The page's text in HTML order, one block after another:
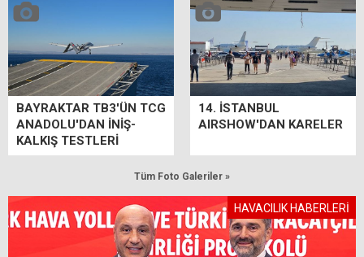
BAYRAKTAR TB3'ÜN TCG
ANADOLU'DAN İNİŞ-
KALKIŞ TESTLERİ
14. İSTANBUL
AIRSHOW'DAN KARELER
Tüm Foto Galeriler »
HAVACILIK HABERLERİ